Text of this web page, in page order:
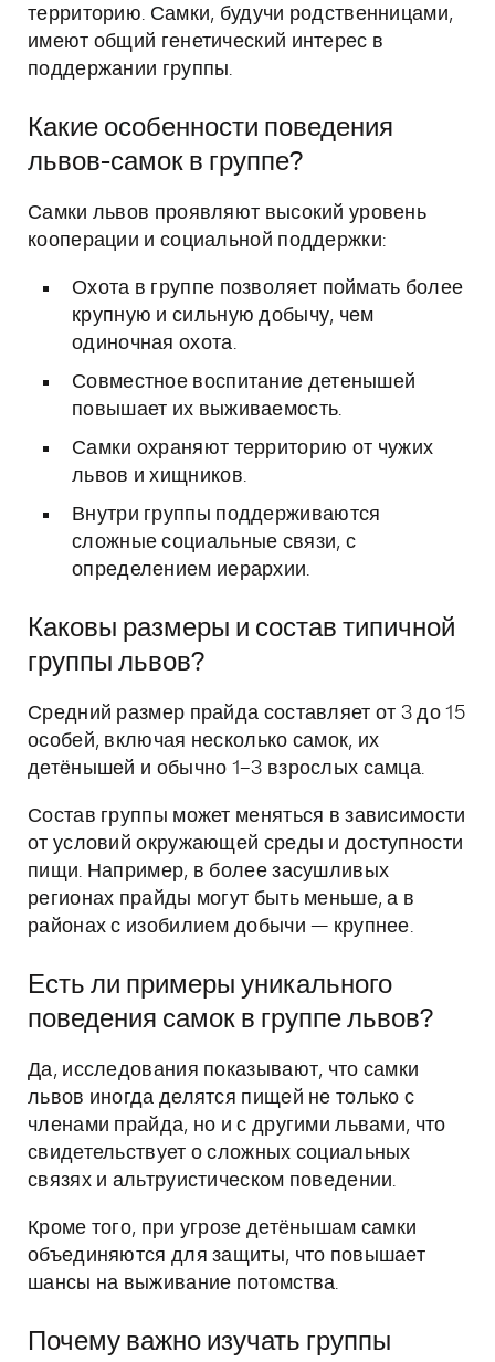
территорию. Самки, будучи родственницами,
имеют общий генетический интерес в
поддержании группы.
Какие особенности поведения
львов-самок в группе?
Самки львов проявляют высокий уровень
кооперации и социальной поддержки:
Охота в группе позволяет поймать более
крупную и сильную добычу, чем
одиночная охота.
Совместное воспитание детенышей
повышает их выживаемость.
Самки охраняют территорию от чужих
львов и хищников.
Внутри группы поддерживаются
сложные социальные связи, с
определением иерархии.
Каковы размеры и состав типичной
группы львов?
Средний размер прайда составляет от 3 до 15
особей, включая несколько самок, их
детёнышей и обычно 1–3 взрослых самца.
Состав группы может меняться в зависимости
от условий окружающей среды и доступности
пищи. Например, в более засушливых
регионах прайды могут быть меньше, а в
районах с изобилием добычи — крупнее.
Есть ли примеры уникального
поведения самок в группе львов?
Да, исследования показывают, что самки
львов иногда делятся пищей не только с
членами прайда, но и с другими львами, что
свидетельствует о сложных социальных
связях и альтруистическом поведении.
Кроме того, при угрозе детёнышам самки
объединяются для защиты, что повышает
шансы на выживание потомства.
Почему важно изучать группы